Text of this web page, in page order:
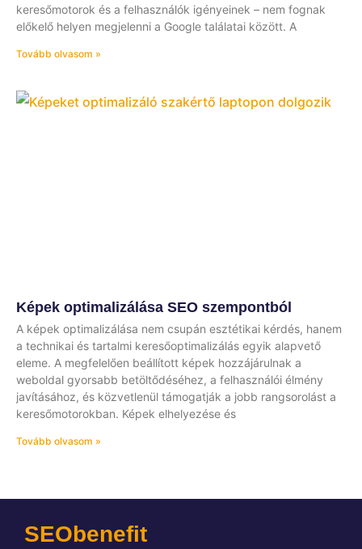
keresőmotorok és a felhasználók igényeinek – nem fognak
előkelő helyen megjelenni a Google találatai között. A
Tovább olvasom »
Képek optimalizálása SEO szempontból
A képek optimalizálása nem csupán esztétikai kérdés, hanem
a technikai és tartalmi keresőoptimalizálás egyik alapvető
eleme. A megfelelően beállított képek hozzájárulnak a
weboldal gyorsabb betöltődéséhez, a felhasználói élmény
javításához, és közvetlenül támogatják a jobb rangsorolást a
keresőmotorokban. Képek elhelyezése és
Tovább olvasom »
SEObenefit